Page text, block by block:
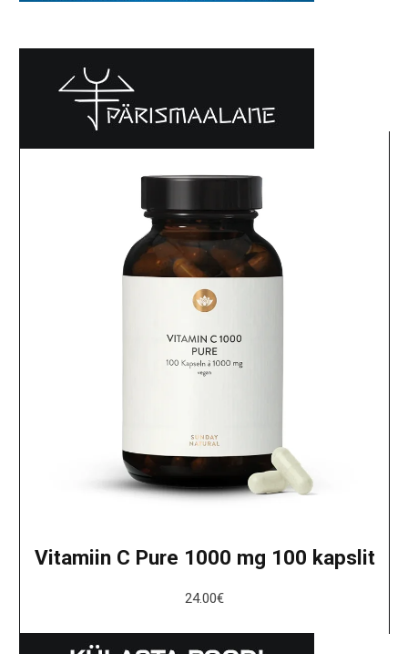
Vitamiin C Pure 1000 mg 100 kapslit
24.00€